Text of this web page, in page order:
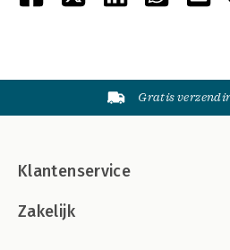
Gratis
Klantenservice
Zakelijk